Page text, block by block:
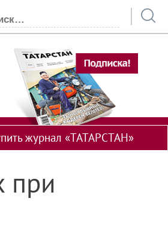
журнал «ТАТАРСТАН»
при